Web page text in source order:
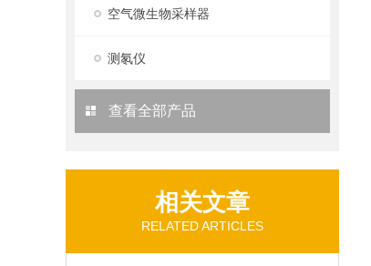
空气微生物采样器
测氡仪
查看全部产品
相关文章
RELATED ARTICLES